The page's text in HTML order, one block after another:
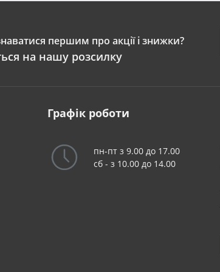
першим про акції і знижки?
на нашу розсилку
Графік роботи
пн-пт з 9.00 до 17.00
сб - з 10.00 до 14.00